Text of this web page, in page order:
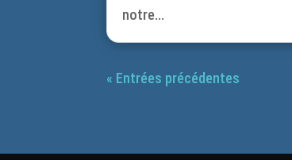
notre...
« Entrées précédentes